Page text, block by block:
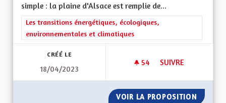
simple : la plaine d'Alsace est remplie de...
Filtrer les résultats de la catégorie : Les transitions
Les transitions énergétiques, écologiques,
environnementales et climatiques
CRÉÉ LE
18/04/2023
54 54 ABONNÉS
SUIVRE
VOIR LA PROPOSITION